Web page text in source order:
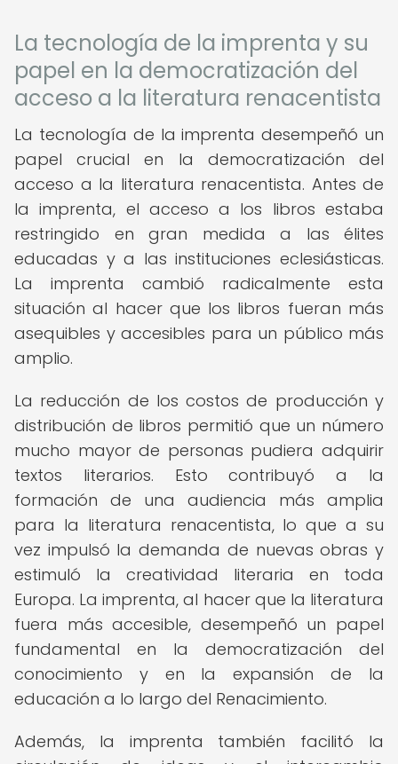
La tecnología de la imprenta y su
papel en la democratización del
acceso a la literatura renacentista
La tecnología de la imprenta desempeñó un
papel crucial en la democratización del
acceso a la literatura renacentista. Antes de
la imprenta, el acceso a los libros estaba
restringido en gran medida a las élites
educadas y a las instituciones eclesiásticas.
La imprenta cambió radicalmente esta
situación al hacer que los libros fueran más
asequibles y accesibles para un público más
amplio.
La reducción de los costos de producción y
distribución de libros permitió que un número
mucho mayor de personas pudiera adquirir
textos literarios. Esto contribuyó a la
formación de una audiencia más amplia
para la literatura renacentista, lo que a su
vez impulsó la demanda de nuevas obras y
estimuló la creatividad literaria en toda
Europa. La imprenta, al hacer que la literatura
fuera más accesible, desempeñó un papel
fundamental en la democratización del
conocimiento y en la expansión de la
educación a lo largo del Renacimiento.
Además, la imprenta también facilitó la